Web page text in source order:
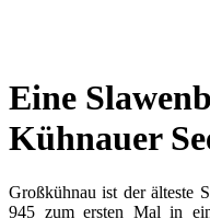
Eine
Kühnauer
Großkühnau ist der älteste
945 zum ersten Mal in